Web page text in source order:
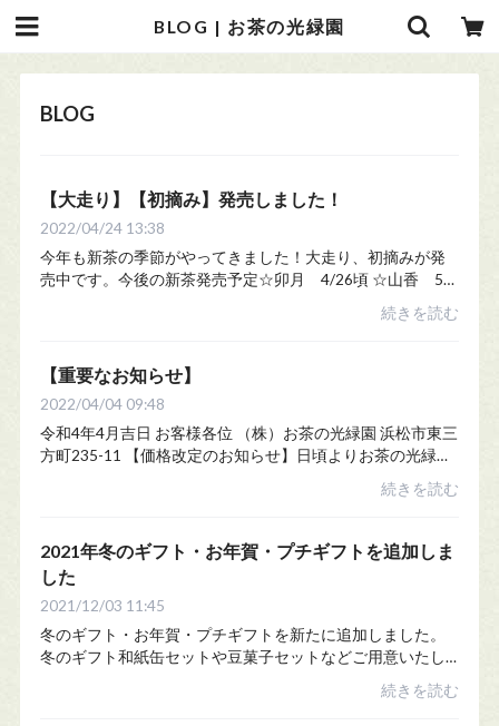
BLOG | お茶の光緑園
BLOG
【大走り】【初摘み】発売しました！
2022/04/24 13:38
今年も新茶の季節がやってきました！大走り、初摘みが発
売中です。今後の新茶発売予定☆卯月 4/26頃 ☆山香 5/1
頃 ☆光緑 5/4頃 ☆朝露 5/10頃発売まで今しばらくお待
続きを読む
【重要なお知らせ】
2022/04/04 09:48
令和4年4月吉日 お客様各位 （株）お茶の光緑園 浜松市東三
方町235-11 【価格改定のお知らせ】日頃よりお茶の光緑園
をご愛顧いただきまして、誠にありがとうございます。お
続きを読む
2021年冬のギフト・お年賀・プチギフトを追加しま
した
2021/12/03 11:45
冬のギフト・お年賀・プチギフトを新たに追加しました。
冬のギフト和紙缶セットや豆菓子セットなどご用意いたし
ました。冬のギフトはこちらお年賀・プチギフト迎春支度
続きを読む